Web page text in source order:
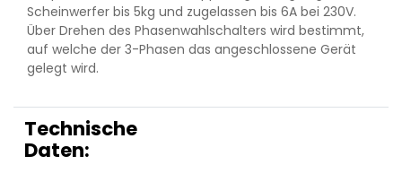
Scheinwerfer bis 5kg und zugelassen bis 6A bei 230V.
Über Drehen des Phasenwahlschalters wird bestimmt,
auf welche der 3-Phasen das angeschlossene Gerät
gelegt wird.
Technische
Daten: